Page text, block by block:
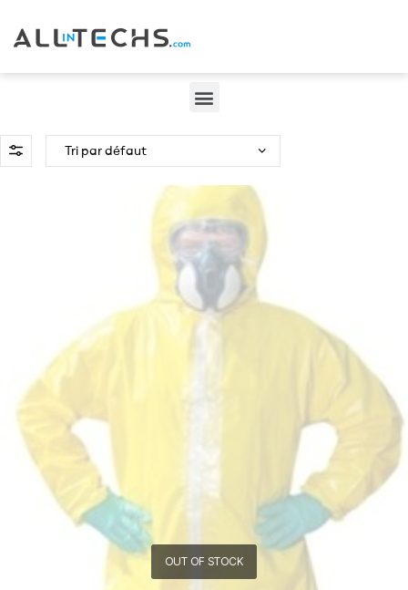
OUT OF STOCK